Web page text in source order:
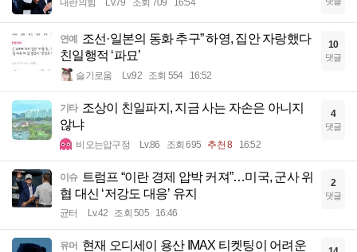
내란의힘 Lv.79 조회 709 16:54
연예
조선·일본의 동화 추구” 하영, 집안 자랑했다
친일행적 ‘파묘’
슬기로움 Lv.92 조회 554 16:52
10
댓글
기타 조상이 친일파지, 지금 사는 자손은 아니지
않냐
비오는압구정 Lv.86 조회 695 추천 8 16:52
4
댓글
이슈
트럼프 “이란 경제 압박 커져”…미국, 군사 위
협 대신 ‘저강도 대응’ 유지
균터 Lv.42 조회 505 16:46
2
댓글
유머 현재 오디세이 용산 IMAX 티켓팅이 어려운